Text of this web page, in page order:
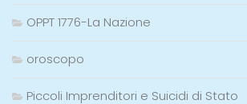
OPPT 1776-La Nazione
oroscopo
Piccoli Imprenditori e Suicidi di Stato